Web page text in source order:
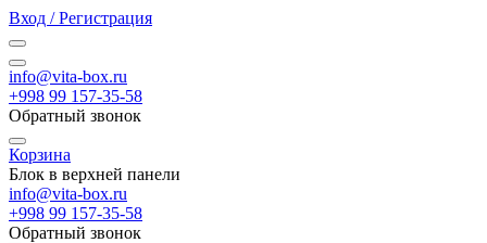
Вход / Регистрация
info@vita-box.ru
+998 99 157-35-58
Обратный звонок
Корзина
Блок в верхней панели
info@vita-box.ru
+998 99 157-35-58
Обратный звонок